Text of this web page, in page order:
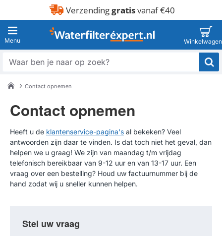
Verzendinggratisvanaf €40
Waar
zoek?
Contact opnemen
Contact opnemen
Heeft u de klantenservice-pagina's al bekeken? Veel
antwoorden zijn daar te vinden. Is dat toch niet het geval, dan
helpen we u graag! We zijn van maandag t/m vrijdag
telefonisch bereikbaar van 9-12 uur en van 13-17 uur. Een
vraag over een bestelling? Houd uw factuurnummer bij de
hand zodat wij u sneller kunnen helpen.
Stel uw vraag